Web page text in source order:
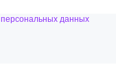
персональных данных